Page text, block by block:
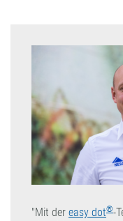
"Mit der easy dot®-